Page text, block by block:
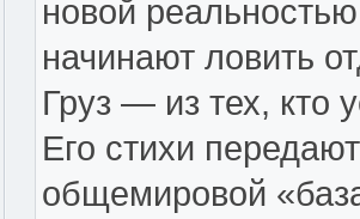
новой
начинают ловить
Груз — из тех, кто
Его стихи
общемировой